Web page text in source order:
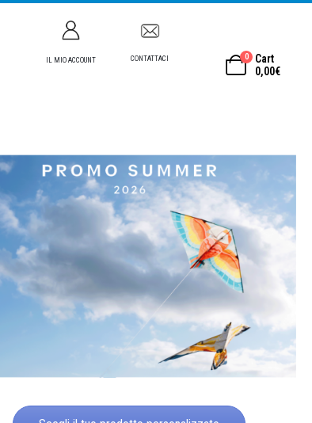
IL MIO ACCOUNT CONTATTACI 0
Cart
0,00€